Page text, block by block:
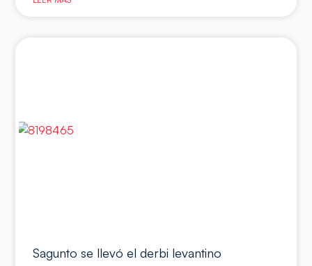
Sagunto se llevó el derbi levantino